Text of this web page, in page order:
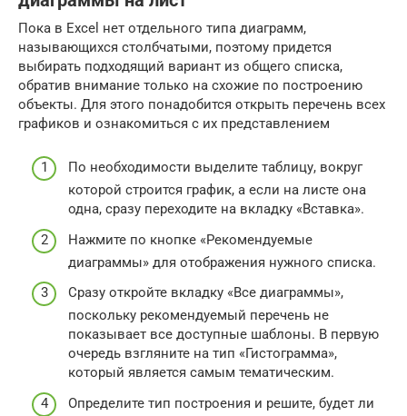
Пока в Excel нет отдельного типа диаграмм,
называющихся столбчатыми, поэтому придется
выбирать подходящий вариант из общего списка,
обратив внимание только на схожие по построению
объекты. Для этого понадобится открыть перечень всех
графиков и ознакомиться с их представлением
По необходимости выделите таблицу, вокруг
которой строится график, а если на листе она
одна, сразу переходите на вкладку «Вставка».
Нажмите по кнопке «Рекомендуемые
диаграммы» для отображения нужного списка.
Сразу откройте вкладку «Все диаграммы»,
поскольку рекомендуемый перечень не
показывает все доступные шаблоны. В первую
очередь взгляните на тип «Гистограмма»,
который является самым тематическим.
Определите тип построения и решите, будет ли